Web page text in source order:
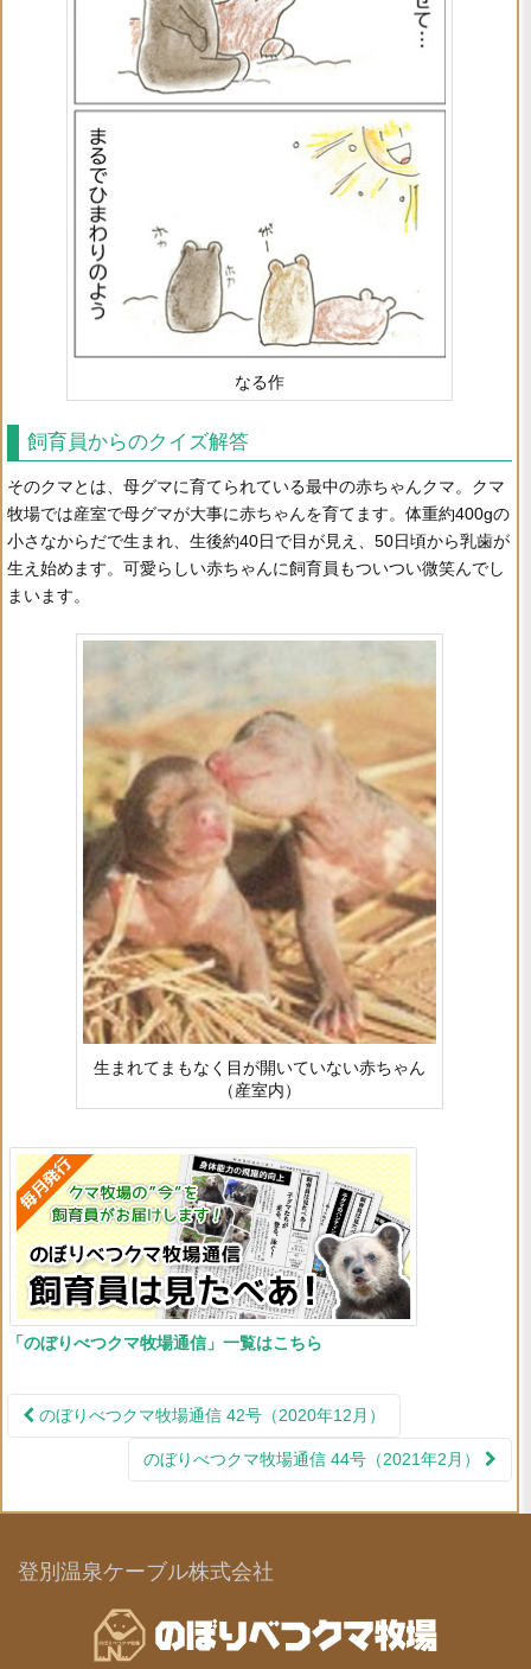
なる作
飼育員からのクイズ解答
そのクマとは、母グマに育てられている最中の赤ちゃんクマ。クマ
牧場では産室で母グマが大事に赤ちゃんを育てます。体重約400gの
小さなからだで生まれ、生後約40日で目が見え、50日頃から乳歯が
生え始めます。可愛らしい赤ちゃんに飼育員もついつい微笑んでし
まいます。
生まれてまもなく目が開いていない赤ちゃん
（産室内）
「のぼりべつクマ牧場通信」一覧はこちら
投稿ナビゲーション
のぼりべつクマ牧場通信 42号（2020年12月）
のぼりべつクマ牧場通信 44号（2021年2月）
登別温泉ケーブル株式会社